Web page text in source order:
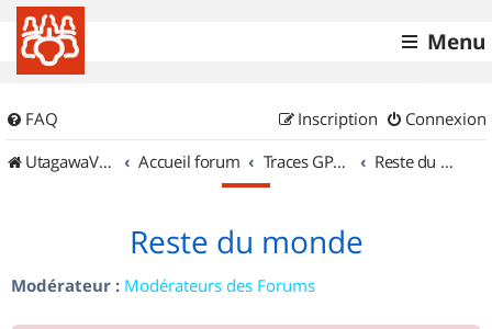
Menu
FAQ Connexion
Inscription
UtagawaVTT (Randos VTT et VTTAE avec traces GPS)
Accueil forum Traces GPS de randos VTT Reste du monde
Reste du monde
Modérateur : Modérateurs des Forums